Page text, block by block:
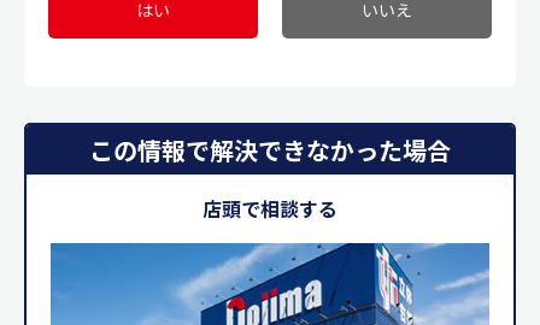
はい いいえ
この情報で解決できなかった場合
店頭で相談する